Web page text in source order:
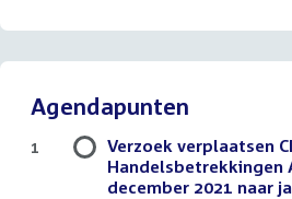
Agendapunten
Verzoek verplaatsen
Handelsbetrekkingen
december 2021 naar
1